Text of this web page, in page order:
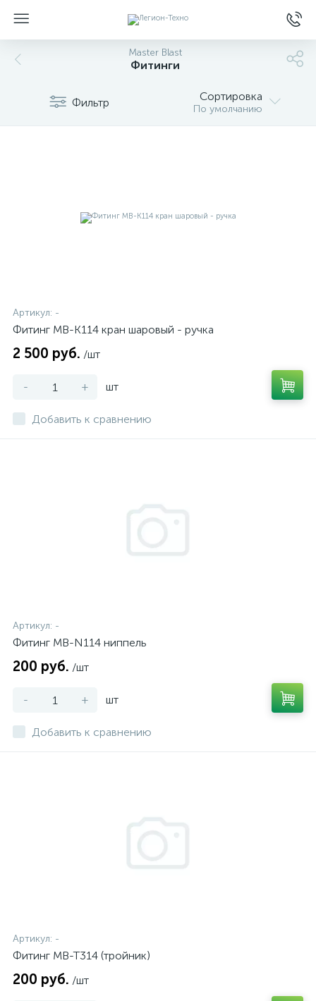
Master Blast
Фитинги
Фильтр Сортировка
По умолчанию
Артикул: -
Фитинг MB-K114 кран шаровый - ручка
2 500 руб. /шт
- + шт
Добавить к сравнению
Артикул: -
Фитинг MB-N114 ниппель
200 руб. /шт
- + шт
Добавить к сравнению
Артикул: -
Фитинг MB-T314 (тройник)
200 руб. /шт